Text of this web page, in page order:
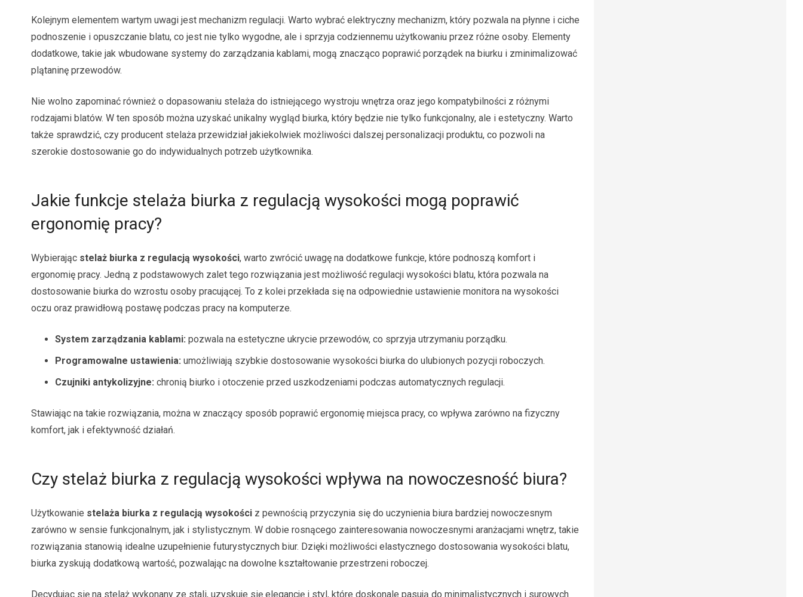
Kolejnym elementem wartym uwagi jest mechanizm regulacji. Warto wybrać elektryczny mechanizm, który pozwala na płynne i ciche
podnoszenie i opuszczanie blatu, co jest nie tylko wygodne, ale i sprzyja codziennemu użytkowaniu przez różne osoby. Elementy
dodatkowe, takie jak wbudowane systemy do zarządzania kablami, mogą znacząco poprawić porządek na biurku i zminimalizować
plątaninę przewodów.
Nie wolno zapominać również o dopasowaniu stelaża do istniejącego wystroju wnętrza oraz jego kompatybilności z różnymi
rodzajami blatów. W ten sposób można uzyskać unikalny wygląd biurka, który będzie nie tylko funkcjonalny, ale i estetyczny. Warto
także sprawdzić, czy producent stelaża przewidział jakiekolwiek możliwości dalszej personalizacji produktu, co pozwoli na
szerokie dostosowanie go do indywidualnych potrzeb użytkownika.
Jakie funkcje stelaża biurka z regulacją wysokości mogą poprawić
ergonomię pracy?
Wybierając stelaż biurka z regulacją wysokości, warto zwrócić uwagę na dodatkowe funkcje, które podnoszą komfort i
ergonomię pracy. Jedną z podstawowych zalet tego rozwiązania jest możliwość regulacji wysokości blatu, która pozwala na
dostosowanie biurka do wzrostu osoby pracującej. To z kolei przekłada się na odpowiednie ustawienie monitora na wysokości
oczu oraz prawidłową postawę podczas pracy na komputerze.
System zarządzania kablami: pozwala na estetyczne ukrycie przewodów, co sprzyja utrzymaniu porządku.
Programowalne ustawienia: umożliwiają szybkie dostosowanie wysokości biurka do ulubionych pozycji roboczych.
Czujniki antykolizyjne: chronią biurko i otoczenie przed uszkodzeniami podczas automatycznych regulacji.
Stawiając na takie rozwiązania, można w znaczący sposób poprawić ergonomię miejsca pracy, co wpływa zarówno na fizyczny
komfort, jak i efektywność działań.
Czy stelaż biurka z regulacją wysokości wpływa na nowoczesność biura?
Użytkowanie stelaża biurka z regulacją wysokości z pewnością przyczynia się do uczynienia biura bardziej nowoczesnym
zarówno w sensie funkcjonalnym, jak i stylistycznym. W dobie rosnącego zainteresowania nowoczesnymi aranżacjami wnętrz, takie
rozwiązania stanowią idealne uzupełnienie futurystycznych biur. Dzięki możliwości elastycznego dostosowania wysokości blatu,
biurka zyskują dodatkową wartość, pozwalając na dowolne kształtowanie przestrzeni roboczej.
Decydując się na stelaż wykonany ze stali, uzyskuje się elegancję i styl, które doskonale pasują do minimalistycznych i surowych